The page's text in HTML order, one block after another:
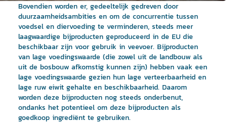
Bovendien worden er, gedeeltelijk gedreven door
duurzaamheidsambities en om de concurrentie tussen
voedsel en diervoeding te verminderen, steeds meer
laagwaardige bijproducten geproduceerd in de EU die
beschikbaar zijn voor gebruik in veevoer. Bijproducten
van lage voedingswaarde (die zowel uit de landbouw als
uit de bosbouw afkomstig kunnen zijn) hebben vaak een
lage voedingswaarde gezien hun lage verteerbaarheid en
lage ruw eiwit gehalte en beschikbaarheid. Daarom
worden deze bijproducten nog steeds onderbenut,
ondanks het potentieel om deze bijproducten als
goedkoop ingrediënt te gebruiken.